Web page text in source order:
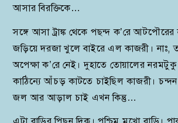
আসার বিরক্তিকে…
সঙ্গে আসা ট্রাঙ্ক থেকে পছন্দ ক’রে
জড়িয়ে দরজা খুলে বাইরে এল কাজরী। নাঃ,
অপেক্ষা ক’রে নেই। দুহাতে তোয়ালের
কাঠিন্যে আঁচড় কাটতে চাইছিল কাজরী। চন্দন
জল আর আড়াল চাই এখন কিন্তু…